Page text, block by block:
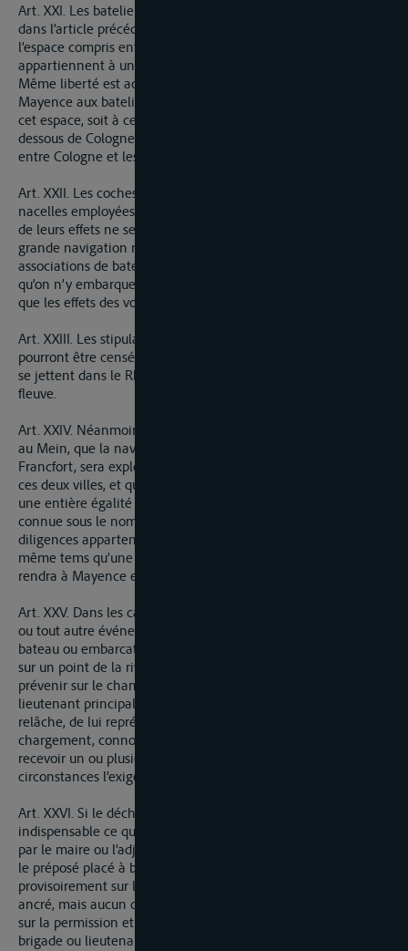
Art. XXI. Les bateliers munis de l’autorisation mentionnée
dans l’article précédent pourront naviguer librement dans
l’espace compris entre Cologne et Mayence, s’ils
appartiennent à un port intermédiaire entre ces deux villes.
Même liberté est accordée pour tout l’espace au dessus de
Mayence aux bateliers appartenans soit à un port situé dans
cet espace, soit à celui de Francfort, et pour tout l’espace au
dessous de Cologne aux bateliers appartenans à un port sité
entre Cologne et les frontières de la réopublique Batave.
Art. XXII. Les coches et diligences d’eau, les yachts et les
nacelles employées uniquement au transport de voyageurs et
de leurs effets ne seront point assujéties aux règlemens de la
grande navigation relatifs tant aux stations, qu’aux
associations de bateliers ; mais sous la condition expresse
qu’on n’y embarquera point des marchandises ni rien autre
que les effets des voyageurs.
Art. XXIII. Les stipulations de la présente convention ne
pourront être censées s’étendre à la navigation des rivières qui
se jettent dans le Rhin soit à la droite, soit à la gauche de ce
fleuve.
Art. XXIV. Néanmoins il est spécialement convenu par rapport
au Mein, que la navigation de cette rivière entre Mayence et
Francfort, sera exploitée concurremment par les bateliers de
ces deux villes, et que l’in et l’autre port participeront avec
une entière égalité à l’établissement de la diligence d’eaux,
connue sous le nom de Marktschiff, de manière qu’une de ces
diligences appartenant au port de Mayence, ira à Francfort en
même tems qu’une autre appartenant au port de Francfort, se
rendra à Mayence et vice versa.
Art. XXV. Dans les cas, où pour cause d’avaries, péril imminent
ou tout autre événement de force majeure, une barque,
bateau ou embarcation quelconque serait obligé de relâcher
sur un point de la rive gauche, le batelier sera tenu d’en
prévenir sur le champ le receveur, contrôleur de brigade ou
lieutenant principal des douanes le plus voisin du lieu de la
relâche, de lui représenter son manifeste, ses feuilles de
chargement, connoissemens et autres expéditions et de
recevoir un ou plusieurs préposés à bord suivant que les
circonstances l’exigeront.
Art. XXVI. Si le déchargement de l’embarcation est jugé
indispensable ce qui sera constaté par un procès-verbal dressé
par le maire ou l’adjoint de la commune la plus voisine, et par
le préposé placé à bord, le dit déchargement s’effectuera
provisoirement sur le lieu de la rive où le bâtiment aura été
ancré, mais aucun des ballots ou collis ne pourra enlevé que
sur la permission et en présence du receveur, contrôleur de
brigade ou lieutenant principal des douanes.